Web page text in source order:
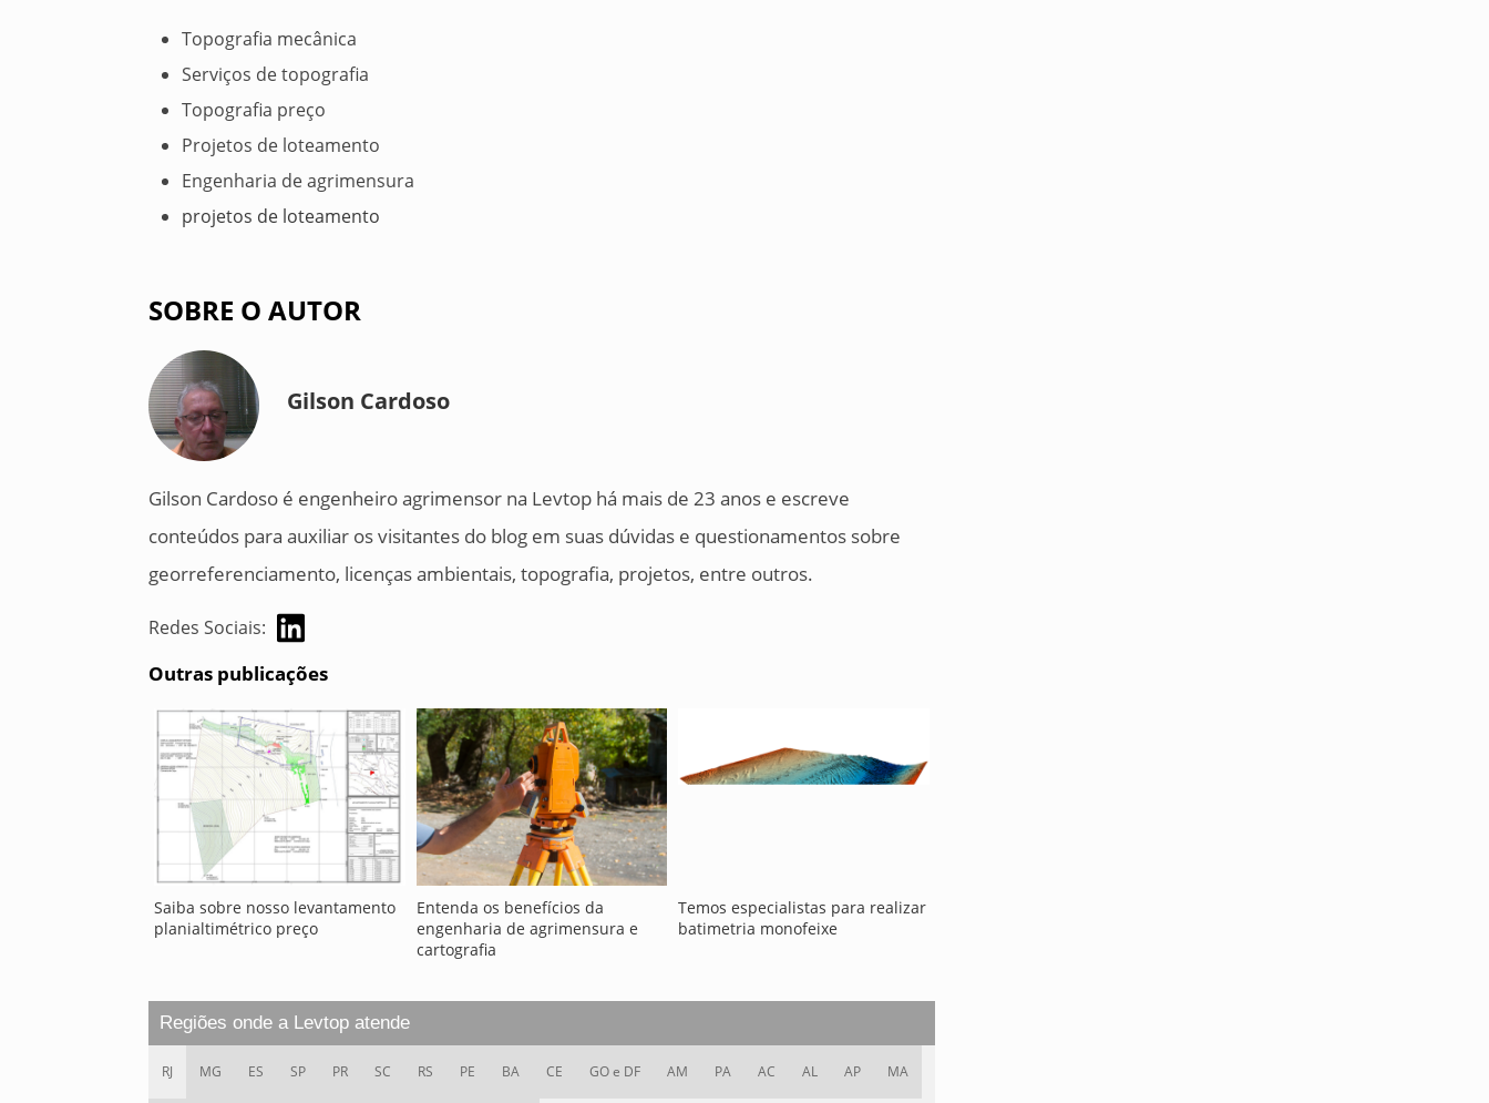
Topografia mecânica
Serviços de topografia
Topografia preço
Projetos de loteamento
Engenharia de agrimensura
projetos de loteamento
SOBRE O AUTOR
Gilson Cardoso
Gilson Cardoso é engenheiro agrimensor na Levtop há mais de 23 anos e escreve
conteúdos para auxiliar os visitantes do blog em suas dúvidas e questionamentos sobre
georreferenciamento, licenças ambientais, topografia, projetos, entre outros.
Redes Sociais:
Outras publicações
Saiba sobre nosso levantamento
planialtimétrico preço
Entenda os benefícios da
engenharia de agrimensura e
cartografia
Temos especialistas para realizar
batimetria monofeixe
Regiões onde a Levtop atende
RJ MG ES SP PR SC RS PE BA CE GO e DF AM PA AC AL AP MA